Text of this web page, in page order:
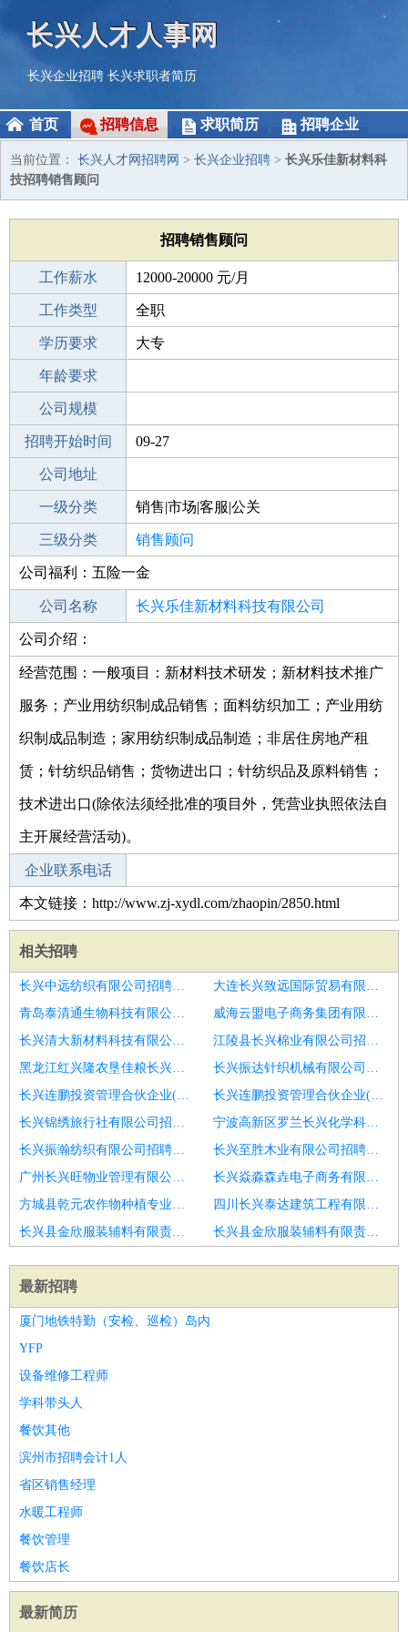
长兴人才人事网
长兴企业招聘 长兴求职者简历
首页 招聘信息 求职简历 招聘企业
当前位置： 长兴人才网招聘网 > 长兴企业招聘 > 长兴乐佳新材料科
技招聘销售顾问
招聘销售顾问
工作薪水 12000-20000 元/月
招聘人数 1人
工作类型 全职
性别要求 -
学历要求 大专
工作经验
年龄要求
工作地点
公司规模
公司电话
招聘开始时间 09-27
招聘结束时间
公司地址
一级分类 销售|市场|客服|公关
二级分类 销售
三级分类 销售顾问
其他行业
公司福利：五险一金
公司名称 长兴乐佳新材料科技有限公司
公司类型
公司介绍：
经营范围：一般项目：新材料技术研发；新材料技术推广
服务；产业用纺织制成品销售；面料纺织加工；产业用纺
织制成品制造；家用纺织制成品制造；非居住房地产租
赁；针纺织品销售；货物进出口；针纺织品及原料销售；
技术进出口(除依法须经批准的项目外，凭营业执照依法自
主开展经营活动)。
企业联系电话
本文链接：http://www.zj-xydl.com/zhaopin/2850.html
相关招聘
长兴中远纺织有限公司招聘吾悦广场前台销售顾问
大连长兴致远国际贸易有限公司招聘潍坊市汽车4S店销售顾问招聘
青岛泰清通生物科技有限公司招聘业务员
威海云盟电子商务集团有限公司招聘财税销售顾问
长兴清大新材料科技有限公司招聘电话销售顾问
江陵县长兴棉业有限公司招聘汽车销售顾问
黑龙江红兴隆农垦佳粮长兴粮食仓储有限公司招聘汽车销售顾问
长兴振达针织机械有限公司招聘销售顾问
长兴连鹏投资管理合伙企业(有限合伙)招聘销售顾问招聘
长兴连鹏投资管理合伙企业(有限合伙)招聘销售代表销售顾问
长兴锦绣旅行社有限公司招聘销售顾问
宁波高新区罗兰长兴化学科技有限公司招聘销售顾问
长兴振瀚纺织有限公司招聘汽车销售顾问
长兴至胜木业有限公司招聘汽车销售顾问
广州长兴旺物业管理有限公司招聘电销专员
长兴焱淼森垚电子商务有限公司招聘高级销售顾问
方城县乾元农作物种植专业合作社招聘团队经理
四川长兴泰达建筑工程有限公司招聘排量摩托车销售顾问
长兴县金欣服装辅料有限责任公司招聘销售顾问
长兴县金欣服装辅料有限责任公司招聘销售顾问
最新招聘
厦门地铁特勤（安检、巡检）岛内
YFP
设备维修工程师
学科带头人
餐饮其他
滨州市招聘会计1人
省区销售经理
水暖工程师
餐饮管理
餐饮店长
最新简历